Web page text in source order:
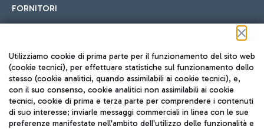
FORNITORI
Seguici sui social
TRAVEL JOURNAL
Utilizziamo cookie di prima parte per il funzionamento del sito web
(cookie tecnici), per effettuare statistiche sul funzionamento dello
stesso (cookie analitici, quando assimilabili ai cookie tecnici), e,
con il suo consenso, cookie analitici non assimilabili ai cookie
tecnici, cookie di prima e terza parte per comprendere i contenuti
di suo interesse; inviarle messaggi commerciali in linea con le sue
preferenze manifestate nell'ambito dell'utilizzo delle funzionalità e